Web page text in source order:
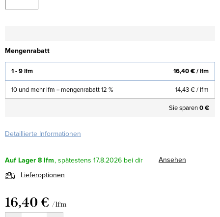
Mengenrabatt
1 - 9 lfm 16,40 €/ lfm
10 und mehr lfm = mengenrabatt 12 % 14,43 €/ lfm
Sie sparen0 €
Detaillierte Informationen
Auf Lager8 lfm 17.8.2026
Ansehen
Lieferoptionen
16,40 € / lfm